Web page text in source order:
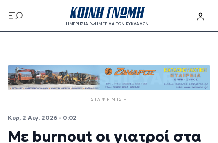
Παράκαμψη προς το κυρίως περιεχόμενο
ΗΜΕΡΗΣΙΑ ΕΦΗΜΕΡΙΔΑ ΤΩΝ ΚΥΚΛΑΔΩΝ
ΔΙΑΦΉΜΙΣΗ
Κυρ, 2 Αυγ. 2026 - 0:02
Με burnout οι γιατροί στα